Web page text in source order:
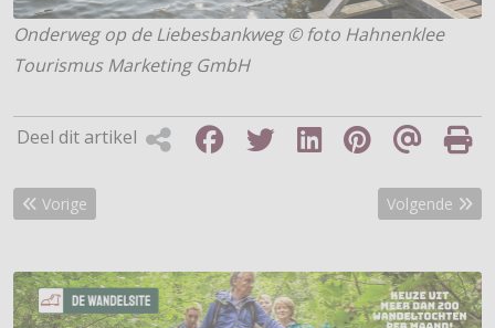
Onderweg op de Liebesbankweg © foto Hahnenklee
Tourismus Marketing GmbH
Deel dit artikel
Vorig artikel: De magie van de Lüneburger Heide
Vorige Volgende
Volgende